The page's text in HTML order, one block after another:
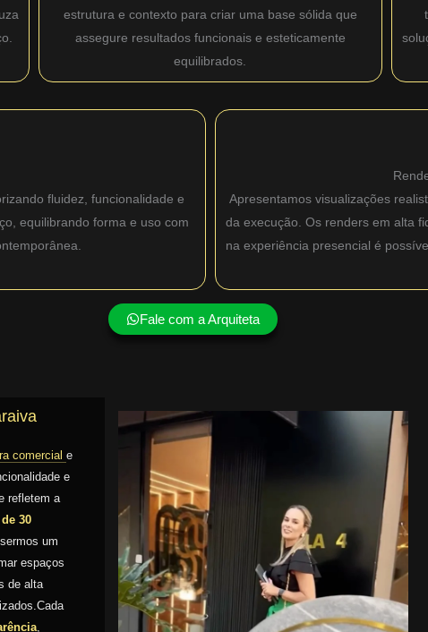
estrutura e contexto para criar uma base sólida que
assegure resultados funcionais e esteticamente
equilibrados.
fluidez, funcionalidade e
equilibrando forma e uso com
Apresentamos visualizações
da execução. Os renders em alta
na experiência presencial é
Fale com a Arquiteta
comercial e
e
refletem a
30
um
espaços
de alta
,